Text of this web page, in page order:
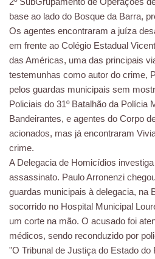
base ao lado do Bosque da Barra,
Os agentes encontraram a juíza
em frente ao Colégio Estadual
das Américas, uma das principais
testemunhas como autor do crime,
pelos guardas municipais sem
Policiais do 31º Batalhão da Polícia
Bandeirantes, e agentes do Corpo
acionados, mas já encontraram
crime.
A Delegacia de Homicídios
assassinato. Paulo Arronenzi
guardas municipais à delegacia, na
socorrido no Hospital Municipal
um corte na mão. O acusado foi
médicos, sendo reconduzido por
"O Tribunal de Justiça do Estado do